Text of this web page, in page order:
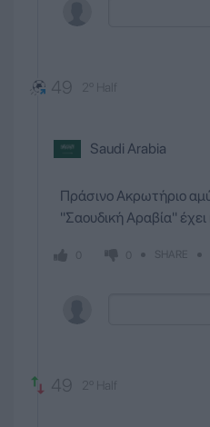
49 2º Half
Saudi Arabia
Πράσινο Ακρωτήριο
''Σαουδική Αραβία'' έχει
SHARE
49 2º Half